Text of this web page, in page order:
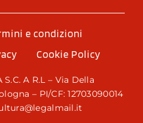
e condizioni
Cookie Policy
S.C. A R.L – Via Della
– PI/CF: 12703090014